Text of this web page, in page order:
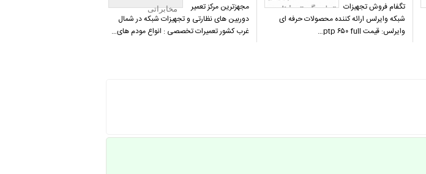
تگفام فروش تجهیزات
شبکه وایرلس ارائه کننده محصولات حرفه ای
وایرلس: قیمت ptp ۶۵۰ full…
مخابراتی
مجهزترین مرکز تعمیر
دوربین های نظارتی و تجهیزات شبکه در شمال‌
غرب کشور تعمیرات تخصصی : انواع مودم های…